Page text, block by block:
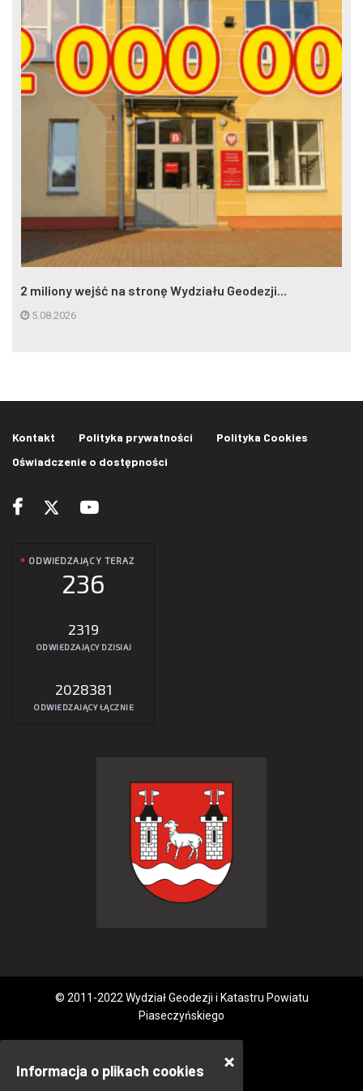
2 miliony wejść na stronę Wydziału Geodezji...
5.08.2026
Kontakt Polityka prywatności
Polityka Cookies
Oświadczenie o dostępności
ODWIEDZAJĄCY TERAZ
236
2319
ODWIEDZAJĄCY DZISIAJ
2028381
ODWIEDZAJĄCY ŁĄCZNIE
© 2011-2022 Wydział Geodezji i Katastru Powiatu
Piaseczyńskiego
Informacja o plikach cookies